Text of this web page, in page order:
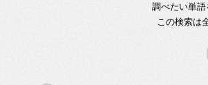
調べたい単
この検索は